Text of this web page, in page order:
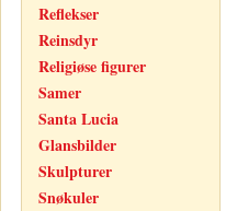
Reflekser
Reinsdyr
Religiøse figurer
Samer
Santa Lucia
Glansbilder
Skulpturer
Snøkuler